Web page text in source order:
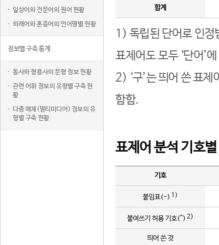
일상어와 전문어의 원어 현황
외래어와 혼종어의 언어명별 현황
정보별 구축 통계
동사와 형용사의 문형 정보 현황
관련 어휘 정보의 유형별 구축 현
황
다중 매체(멀티미디어) 정보의 유
형별 구축 현황
합계
1) 독립된 단어로 인정
표제어도 모두 ‘단어’
2) ‘구’는 띄어 쓴 표
함함.
표제어 분석 기호
기호
붙임표(-) 1)
붙여쓰기 허용 기호(^) 2)
띄어 쓴 것